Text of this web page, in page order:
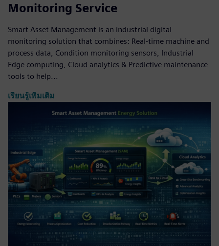
Monitoring Service
Smart Asset Management is an industrial digital
monitoring solution that combines: Real-time machine and
process data, Condition monitoring sensors, Industrial
Edge computing, Cloud analytics & Predictive maintenance
tools to help...
เรียนรู้เพิ่มเติม